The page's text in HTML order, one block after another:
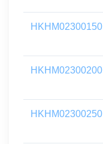
HKHM02300150
HKHM02300200
HKHM02300250